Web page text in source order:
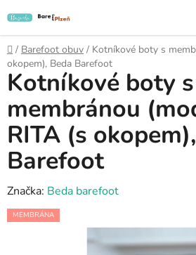
na
obsah
Domů
/ Barefoot obuv / Kotníkové boty s
okopem), Beda Barefoot
Kotníkové boty s
membránou
RITA (s
Barefoot
Značka: Beda barefoot
MEMBRÁNA